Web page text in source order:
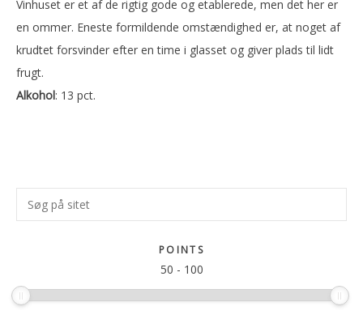
Vinhuset er et af de rigtig gode og etablerede, men det her er
en ommer. Eneste formildende omstændighed er, at noget af
krudtet forsvinder efter en time i glasset og giver plads til lidt
frugt.
Alkohol: 13 pct.
Primær
Sidebar
Søg
på
POINTS
50 - 100